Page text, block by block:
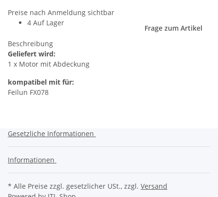
Preise nach Anmeldung sichtbar
4 Auf Lager
Frage zum Artikel
Beschreibung
Geliefert wird:
1 x Motor mit Abdeckung
kompatibel mit für:
Feilun FX078
Gesetzliche Informationen
Informationen
* Alle Preise zzgl. gesetzlicher USt., zzgl. Versand